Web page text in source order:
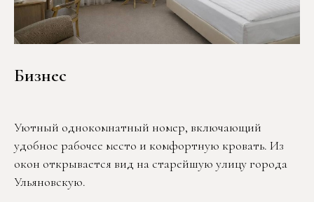
Бизнес
Уютный однокомнатный номер, включающий
удобное рабочее место и комфортную кровать. Из
окон открывается вид на старейшую улицу города
Ульяновскую.